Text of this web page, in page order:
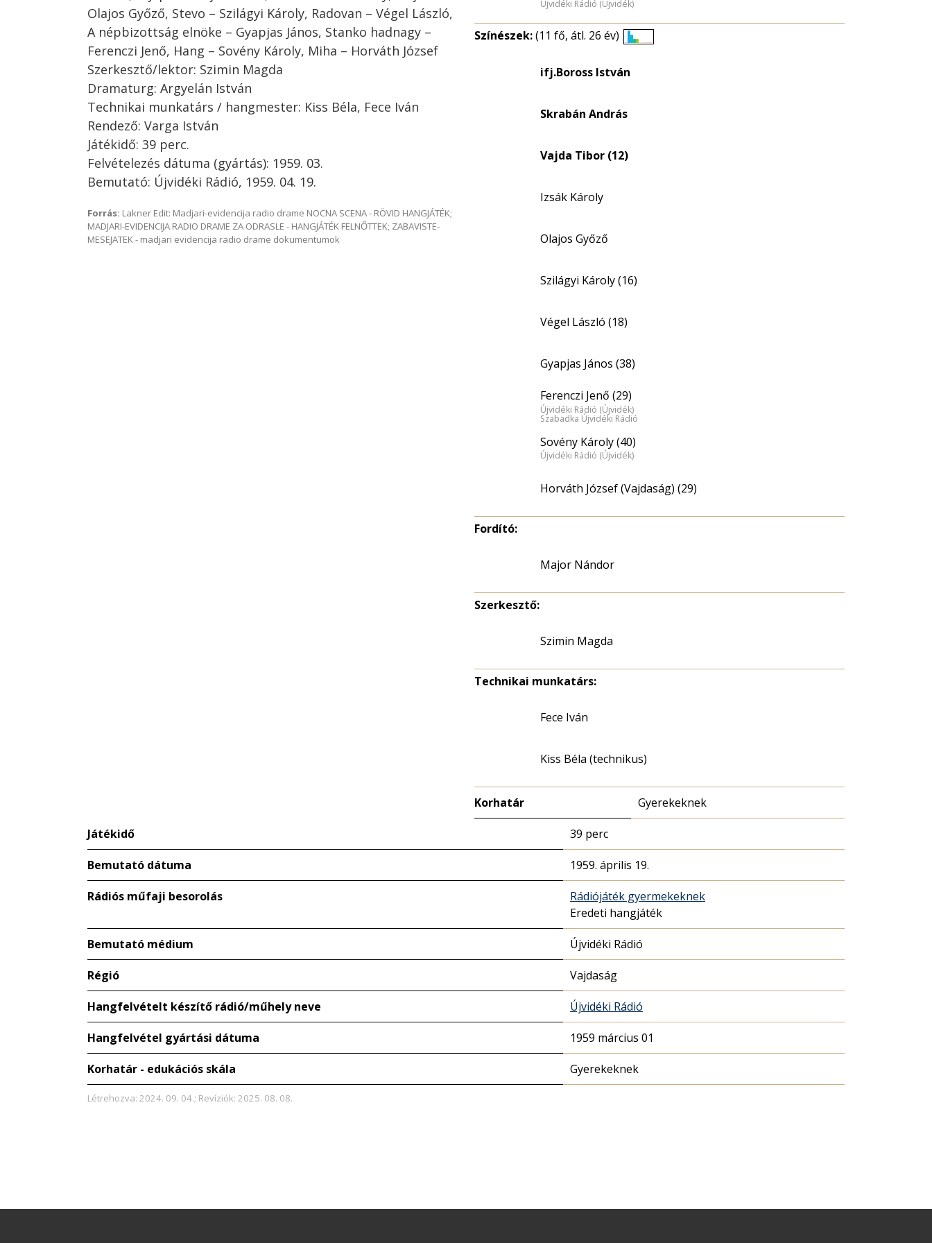
Olajos Győző, Stevo – Szilágyi Károly, Radovan – Végel László,
A népbizottság elnöke – Gyapjas János, Stanko hadnagy –
Ferenczi Jenő, Hang – Sovény Károly, Miha – Horváth József
Szerkesztő/lektor: Szimin Magda
Dramaturg: Argyelán István
Technikai munkatárs / hangmester: Kiss Béla, Fece Iván
Rendező: Varga István
Játékidő: 39 perc.
Felvételezés dátuma (gyártás): 1959. 03.
Bemutató: Újvidéki Rádió, 1959. 04. 19.
Forrás: Lakner Edit: Madjari-evidencija radio drame NOCNA SCENA - RÖVID HANGJÁTÉK;
MADJARI-EVIDENCIJA RADIO DRAME ZA ODRASLE - HANGJÁTÉK FELNŐTTEK; ZABAVISTE-
MESEJATEK - madjari evidencija radio drame dokumentumok
Újvidéki Rádió (Újvidék)
Színészek:(11 fő, átl. 26 év)
ifj.Boross István
Skrabán András
Vajda Tibor (12)
Izsák Károly
Olajos Győző
Szilágyi Károly (16)
Végel László (18)
Gyapjas János (38)
Ferenczi Jenő (29)
Újvidéki Rádió (Újvidék)
Szabadka Újvidéki Rádió
Sovény Károly (40)
Újvidéki Rádió (Újvidék)
Horváth József (Vajdaság) (29)
Fordító:
Major Nándor
Szerkesztő:
Szimin Magda
Technikai munkatárs:
Fece Iván
Kiss Béla (technikus)
Korhatár Gyerekeknek
Játékidő 39 perc
Bemutató dátuma 1959. április 19.
Rádiós műfaji besorolás
Rádiójáték gyermekeknek
Eredeti hangjáték
Bemutató médium Újvidéki Rádió
Régió Vajdaság
Hangfelvételt készítő rádió/műhely neve Újvidéki Rádió
Hangfelvétel gyártási dátuma 1959 március 01
Korhatár - edukációs skála Gyerekeknek
Létrehozva: 2024. 09. 04.; Revíziók: 2025. 08. 08.